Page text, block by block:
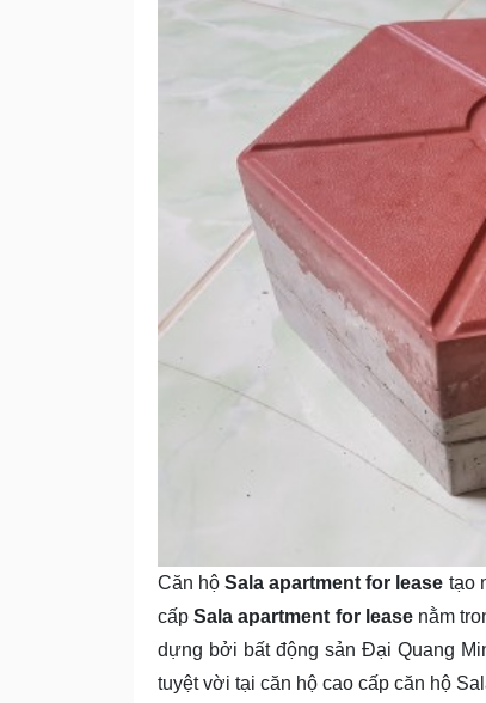
Căn hộSala apartment for lease tạo
cấpSala apartment for leasenằm
dựng bởi bất động sản Đại Quang
tuyệt vời tại căn hộ cao cấp căn hộ